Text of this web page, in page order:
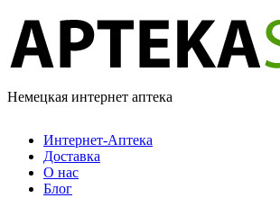
Немецкая интернет аптека
Интернет-Аптека
Доставка
О нас
Блог